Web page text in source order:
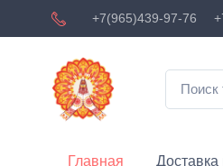
+7(965)439-97-76
Главная Доставка